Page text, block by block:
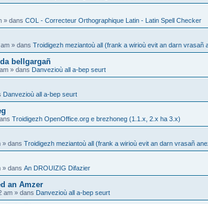
» dans COL - Correcteur Orthographique Latin - Latin Spell Checker
» dans Troidigezh meziantoù all (frank a wirioù evit an darn vrasañ
bellgargañ
» dans Danvezioù all a-bep seurt
Danvezioù all a-bep seurt
Troidigezh OpenOffice.org e brezhoneg (1.1.x, 2.x ha 3.x)
» dans Troidigezh meziantoù all (frank a wirioù evit an darn vrasañ
» dans An DROUIZIG Difazier
an Amzer
am » dans Danvezioù all a-bep seurt